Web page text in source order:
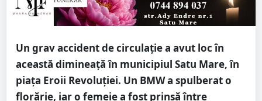
Un grav accident de circulație a avut loc în
această dimineață în municipiul Satu Mare, în
piața Eroii Revoluției. Un BMW a spulberat o
florărie, iar o femeie a fost prinsă între